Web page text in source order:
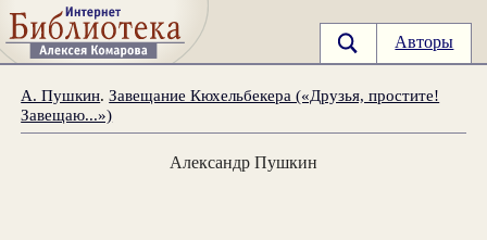
Авторы
А. Пушкин.Завещание Кюхельбекера («Друзья, простите!
Завещаю...»)
Александр Пушкин